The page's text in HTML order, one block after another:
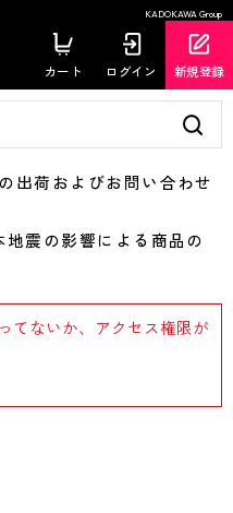
KADOKAWA Group
カート ログイン 新規登録
荷およびお問い合わせ
震の影響による商品の
てないか、アクセス権限が